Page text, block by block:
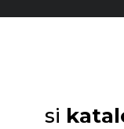
si